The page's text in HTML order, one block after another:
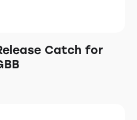
Catch for